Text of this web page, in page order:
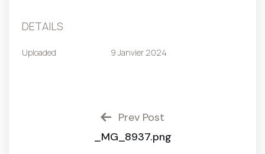
DETAILS
Uploaded 9 Janvier 2024
Prev Post
_MG_8937.png